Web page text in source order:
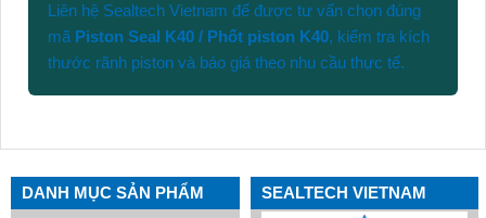
DANH MỤC SẢN PHẨM
Liên hệ Sealtech Vietnam để được tư vấn chọn đúng
mã Piston Seal K40 / Phốt piston K40, kiểm tra kích
thước rãnh piston và báo giá theo nhu cầu thực tế.
SEALTECH VIETNAM